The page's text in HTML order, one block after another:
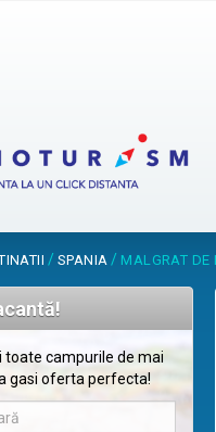
/ SPANIA / MALGRAT DE
toate campurile de mai
gasi oferta perfecta!